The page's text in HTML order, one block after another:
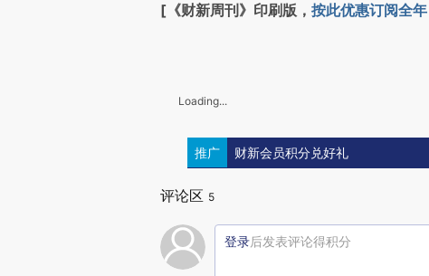
[《财新周刊》印刷版， 按此优惠订阅全年
Loading...
推广 财新会员积分兑好礼
评论区 5
登录后发表评论得积分